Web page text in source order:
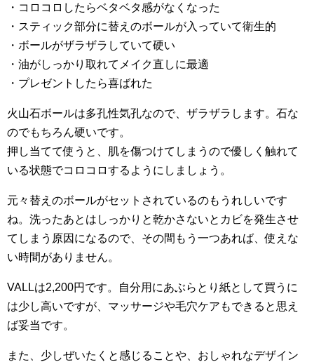
・コロコロしたらベタベタ感がなくなった
・スティック部分に替えのボールが入っていて衛生的
・ボールがザラザラしていて硬い
・油がしっかり取れてメイク直しに最適
・プレゼントしたら喜ばれた
火山石ボールは多孔性気孔なので、ザラザラします。石な
のでもちろん硬いです。
押し当てて使うと、肌を傷つけてしまうので優しく触れて
いる状態でコロコロするようにしましょう。
元々替えのボールがセットされているのもうれしいです
ね。洗ったあとはしっかりと乾かさないとカビを発生させ
てしまう原因になるので、その間もう一つあれば、使えな
い時間がありません。
VALLは2,200円です。自分用にあぶらとり紙として買うに
は少し高いですが、マッサージや毛穴ケアもできると思え
ば妥当です。
また、少しぜいたくと感じることや、おしゃれなデザイン